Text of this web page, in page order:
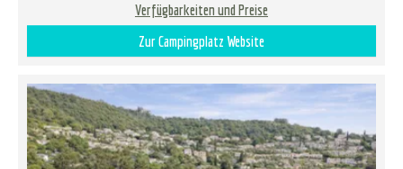
Verfügbarkeiten und Preise
Zur Campingplatz Website